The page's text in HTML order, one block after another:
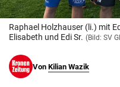
Raphael Holzhauser (li.) mit
Elisabeth und Edi Sr. (Bild: SV
Von Kilian Wazik